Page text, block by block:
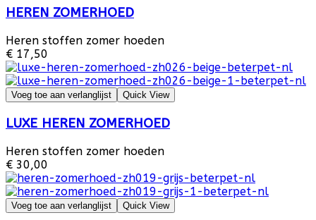
HEREN ZOMERHOED
Heren stoffen zomer hoeden
€ 17,50
Voeg toe aan verlanglijst Quick View
LUXE HEREN ZOMERHOED
Heren stoffen zomer hoeden
€ 30,00
Voeg toe aan verlanglijst Quick View